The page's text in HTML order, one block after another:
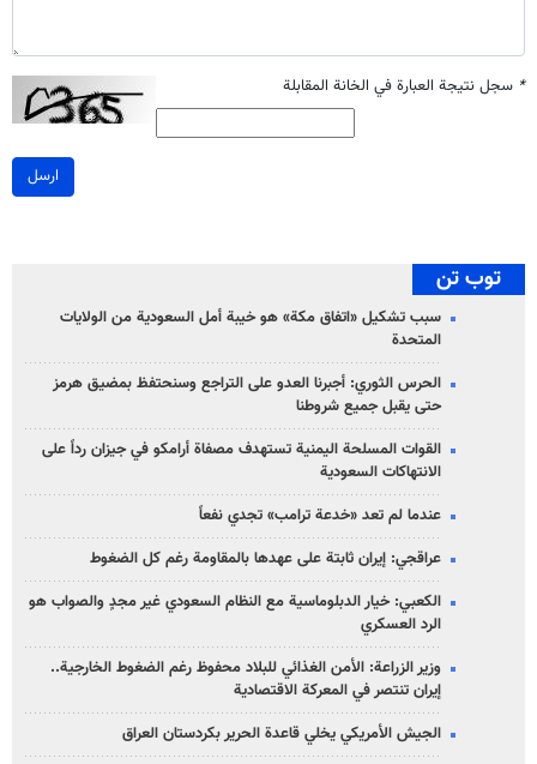
* سجل نتيجة العبارة في الخانة المقابلة
ارسل
توب تن
سبب تشكيل «اتفاق مكة» هو خيبة أمل السعودية من الولايات
المتحدة
الحرس الثوري: أجبرنا العدو على التراجع وسنحتفظ بمضيق هرمز
حتى يقبل جميع شروطنا
القوات المسلحة اليمنية تستهدف مصفاة أرامكو في جيزان رداً على
الانتهاكات السعودية
عندما لم تعد «خدعة ترامب» تجدي نفعاً
عراقجي: إيران ثابتة على عهدها بالمقاومة رغم كل الضغوط
الكعبي: خيار الدبلوماسية مع النظام السعودي غير مجدٍ والصواب هو
الرد العسكري
وزير الزراعة: الأمن الغذائي للبلاد محفوظ رغم الضغوط الخارجية..
إيران تنتصر في المعركة الاقتصادية
الجيش الأمريكي يخلي قاعدة الحرير بكردستان العراق